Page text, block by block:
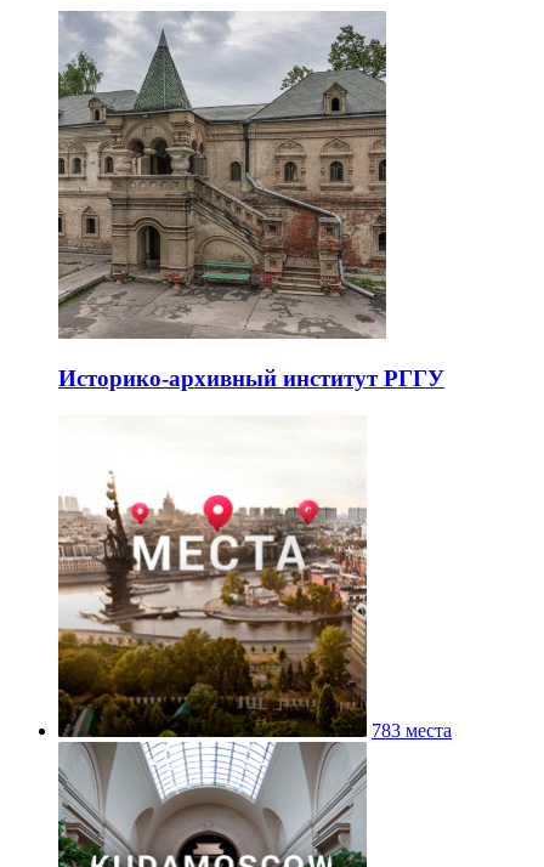
Историко-архивный институт РГГУ
783 места